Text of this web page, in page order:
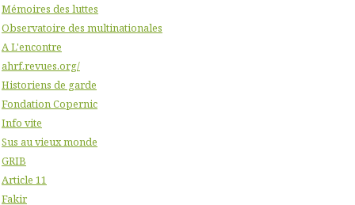
Mémoires des luttes
Observatoire des multinationales
A L'encontre
ahrf.revues.org/
Historiens de garde
Fondation Copernic
Info vite
Sus au vieux monde
GRIB
Article 11
Fakir